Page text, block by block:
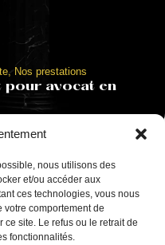
nous utilisons des
et/ou accéder aux
ces technologies, vous nous
comportement de
site. Le refus ou le retrait de
fonctionnalités.
, Nos prestations
pour avocat en
avocats et les